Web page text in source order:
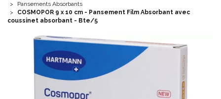
Pansements Absorbants
COSMOPOR 9 x 10 cm - Pansement Film Absorbant avec
coussinet absorbant - Bte/5